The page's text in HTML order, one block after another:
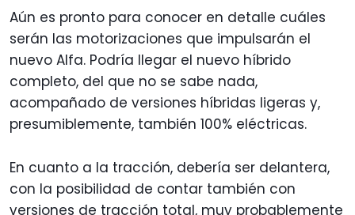
Aún es pronto para conocer en detalle cuáles
serán las motorizaciones que impulsarán el
nuevo Alfa. Podría llegar el nuevo híbrido
completo, del que no se sabe nada,
acompañado de versiones híbridas ligeras y,
presumiblemente, también 100% eléctricas.
En cuanto a la tracción, debería ser delantera,
con la posibilidad de contar también con
versiones de tracción total, muy probablemente